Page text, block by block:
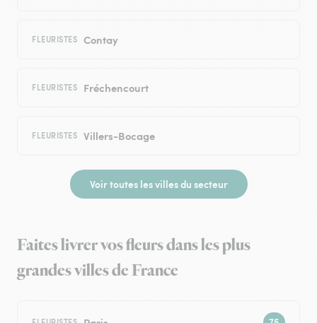
FLEURISTES Contay
FLEURISTES Fréchencourt
FLEURISTES Villers-Bocage
Voir toutes les villes du secteur
Faites livrer vos fleurs dans les plus
grandes villes de France